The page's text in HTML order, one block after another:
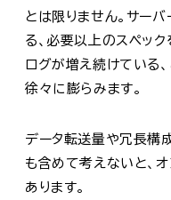
とは限りません。サー
る、必要以上のスペッ
ログが増え続けている
徐々に膨らみます。
データ転送量や冗長構
も含めて考えないと、
あります。